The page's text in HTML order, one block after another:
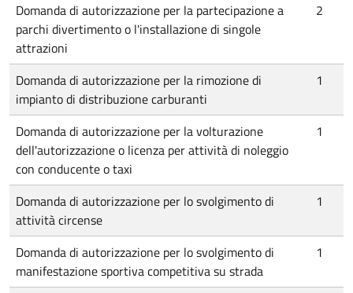
Domanda di autorizzazione per la partecipazione a
parchi divertimento o l'installazione di singole
attrazioni
2
Domanda di autorizzazione per la rimozione di
impianto di distribuzione carburanti
1
Domanda di autorizzazione per la volturazione
dell'autorizzazione o licenza per attività di noleggio
con conducente o taxi
1
Domanda di autorizzazione per lo svolgimento di
attività circense
1
Domanda di autorizzazione per lo svolgimento di
manifestazione sportiva competitiva su strada
1